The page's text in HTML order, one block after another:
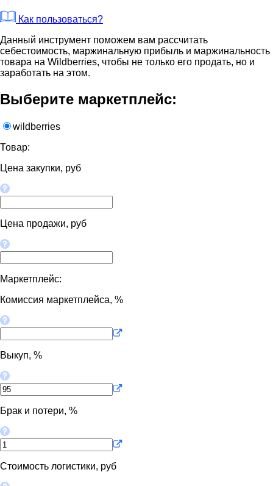
Как пользоваться?
Данный инструмент поможем вам рассчитать
себестоимость, маржинальную прибыль и маржинальность
товара на Wildberries, чтобы не только его продать, но и
заработать на этом.
Выберите маркетплейс:
wildberries
Товар:
Цена закупки, руб
Цена продажи, руб
Маркетплейс:
Комиссия маркетплейса, %
Выкуп, %
Брак и потери, %
Стоимость логистики, руб